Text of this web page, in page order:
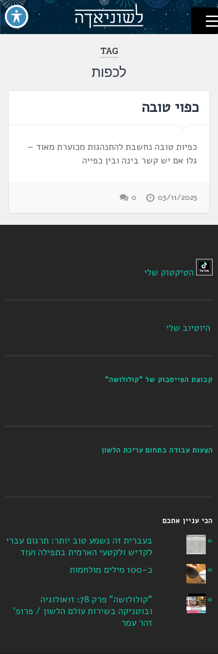
דלג
לתוכן
לשוניאדה
עברית. לשון. שפה
TAG
לכפות
כפוי טובה
כפיות טובה נחשבת להתנהגות מכוערת מאוד –
גלו אם יש קשר בינה ובין כפייה
03/11/2025
0
הטיקטוק שלי
היוטיוב שלי
קבוצת הפייסבוק של "קולולושה"
הצעות עבודה בתחום עריכת הלשון
הכי עניין אתכם
בעברית זה נשמע טוב יותר: תרגום עברי
לקדיש ולקטעי הארמית בתפילה ועוד
כ-100 מילים מולחמות
"קולולושה" פרק 78: זואולוגיה
ובוטניקה בשירות עולם הלשון / פרופ'
זהר עמר